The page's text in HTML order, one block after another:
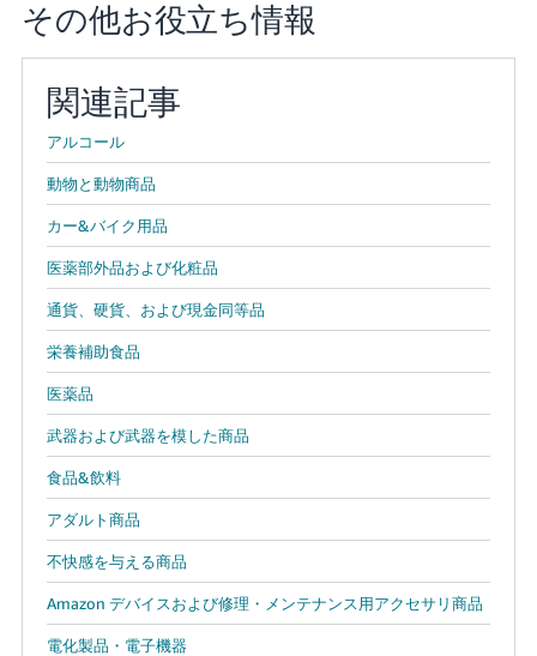
その他お役立ち情報
関連記事
アルコール
動物と動物商品
カー&バイク用品
医薬部外品および化粧品
通貨、硬貨、および現金同等品
栄養補助食品
医薬品
武器および武器を模した商品
食品&飲料
アダルト商品
不快感を与える商品
Amazon デバイスおよび修理・メンテナンス用アクセサリ商品
電化製品・電子機器